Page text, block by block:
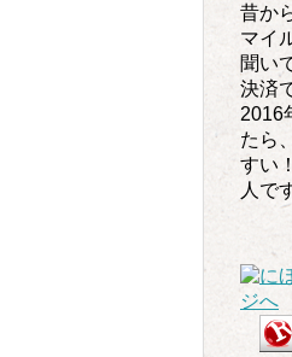
昔か
マイ
聞い
決済
2016
たら
すい
人で